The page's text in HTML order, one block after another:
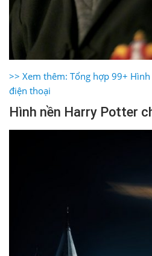
>> Xem thêm: Tổng hợp 99+
điện thoại
Hình nền Harry Potter